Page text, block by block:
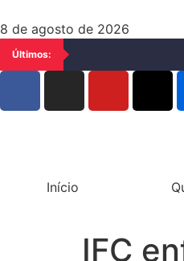
8 de agosto de 2026
Últimos:
Início
IFC